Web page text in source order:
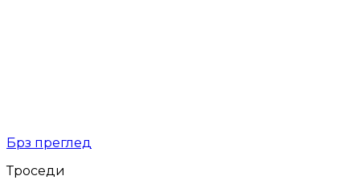
Брз преглед
Троседи